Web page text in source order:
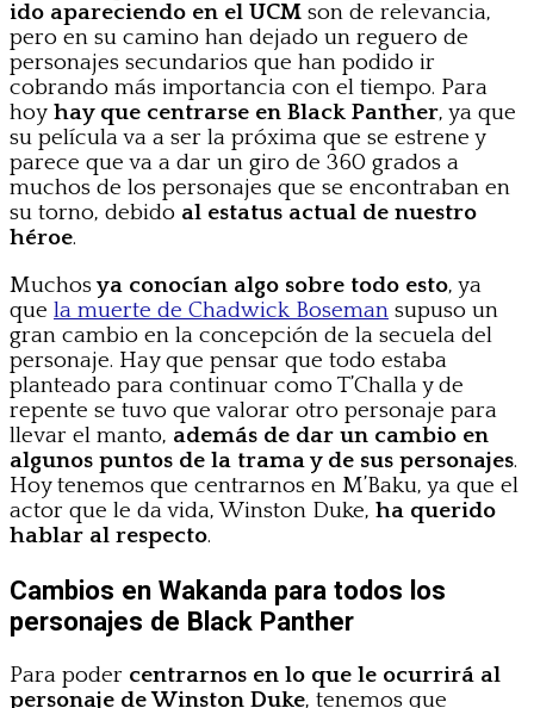
ido apareciendo en el UCM son de relevancia,
pero en su camino han dejado un reguero de
personajes secundarios que han podido ir
cobrando más importancia con el tiempo. Para
hoy hay que centrarse en Black Panther, ya que
su película va a ser la próxima que se estrene y
parece que va a dar un giro de 360 grados a
muchos de los personajes que se encontraban en
su torno, debido al estatus actual de nuestro
héroe.
Muchosya conocían algo sobre todo esto, ya
que la muerte de Chadwick Boseman supuso un
gran cambio en la concepción de la secuela del
personaje. Hay que pensar que todo estaba
planteado para continuar como T’Challa y de
repente se tuvo que valorar otro personaje para
llevar el manto, además de dar un cambio en
algunos puntos de la trama y de sus personajes.
Hoy tenemos que centrarnos en M’Baku, ya que el
actor que le da vida, Winston Duke, ha querido
hablar al respecto.
Cambios en Wakanda para todos los
personajes de Black Panther
Para poder centrarnos en lo que le ocurrirá al
personaje de Winston Duke, tenemos que